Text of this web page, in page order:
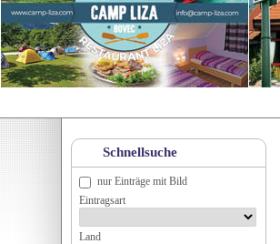
Schnellsuche
nur Einträge mit Bild
Eintragsart
Land